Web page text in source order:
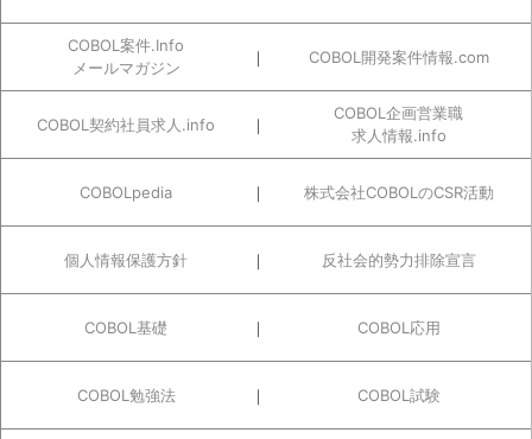
COBOL案件.Info
メールマガジン
COBOL開発案件情報.com
COBOL契約社員求人.info
COBOL企画営業職
求人情報.info
COBOLpedia 株式会社COBOLのCSR活動
個人情報保護方針 反社会的勢力排除宣言
COBOL基礎 COBOL応用
COBOL勉強法 COBOL試験